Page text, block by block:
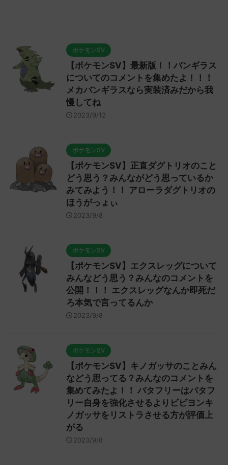
ポケモンSV
【ポケモンSV】最新版！！バンギラス
についてのコメントを集めたよ！！！
メカバンギラスなら実装済みだから我
慢してね
2023/9/12
ポケモンSV
【ポケモンSV】正直ダグトリオのこと
どう思う？みんながどう思っているか
みてみよう！！ アローラダグトリオの
ほうがっょぃ
2023/9/8
ポケモンSV
【ポケモンSV】エクスレッグについて
みんなどう思う？みんなのコメントを
公開！！！ エクスレッグなんか即死だ
ろ本気で言ってるんか
2023/9/8
ポケモンSV
【ポケモンSV】キノガッサのことみん
などう思ってる？みんなのコメントを
集めてみたよ！！ バタフリーはバタフ
リー自身を強化させるよりビビヨンキ
ノガッサをリストラさせる方が評価上
がる
2023/9/8